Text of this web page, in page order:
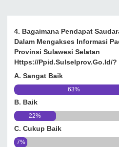
4. Bagaimana Pendapat
Dalam Mengakses Informasi
Provinsi Sulawesi Selatan
Https://ppid.sulselprov.go.id/?
A. Sangat Baik
63%
B. Baik
22%
C. Cukup Baik
7%